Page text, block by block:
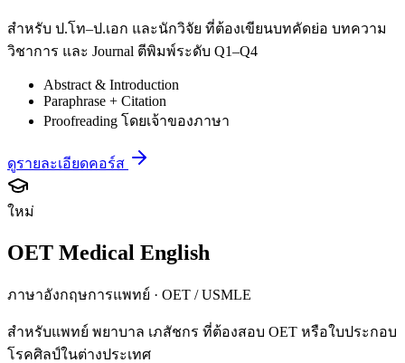
สำหรับ ป.โท–ป.เอก และนักวิจัย ที่ต้องเขียนบทคัดย่อ บทความ
วิชาการ และ Journal ตีพิมพ์ระดับ Q1–Q4
Abstract & Introduction
Paraphrase + Citation
Proofreading โดยเจ้าของภาษา
ดูรายละเอียดคอร์ส
ใหม่
OET Medical English
ภาษาอังกฤษการแพทย์ · OET / USMLE
สำหรับแพทย์ พยาบาล เภสัชกร ที่ต้องสอบ OET หรือใบประกอบ
โรคศิลป์ในต่างประเทศ